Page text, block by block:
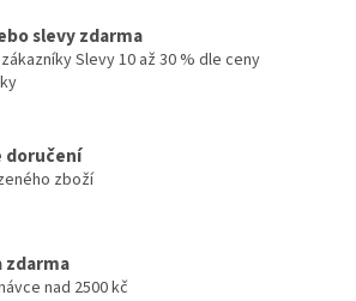
slevy zdarma
Slevy 10 až 30 % dle ceny
doručení
zboží
zdarma
nad 2500 kč